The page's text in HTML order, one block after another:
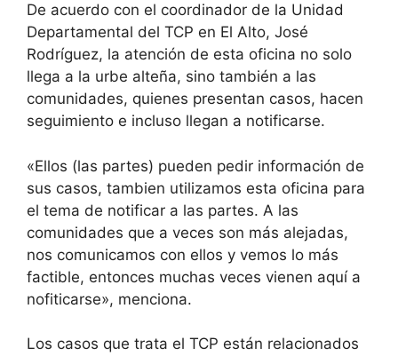
De acuerdo con el coordinador de la Unidad
Departamental del TCP en El Alto, José
Rodríguez, la atención de esta oficina no solo
llega a la urbe alteña, sino también a las
comunidades, quienes presentan casos, hacen
seguimiento e incluso llegan a notificarse.
«Ellos (las partes) pueden pedir información de
sus casos, tambien utilizamos esta oficina para
el tema de notificar a las partes. A las
comunidades que a veces son más alejadas,
nos comunicamos con ellos y vemos lo más
factible, entonces muchas veces vienen aquí a
nofiticarse», menciona.
Los casos que trata el TCP están relacionados